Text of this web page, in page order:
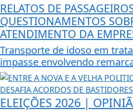
RELATOS DE
QUESTIONAMENTOS
ATENDIMENTO DA
Transporte de idoso em
impasse envolvendo
ELEIÇÕES 2026 |